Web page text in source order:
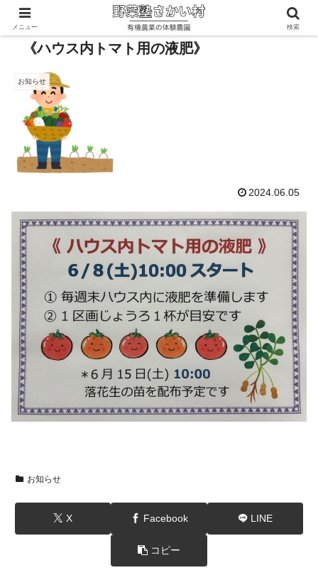
《ハウス内トマト用の液肥》
お知らせ
2024.06.05
お知らせ
X Facebook LINE
コピー
メニュー 検索